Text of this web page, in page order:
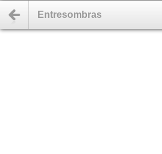
Entresombras